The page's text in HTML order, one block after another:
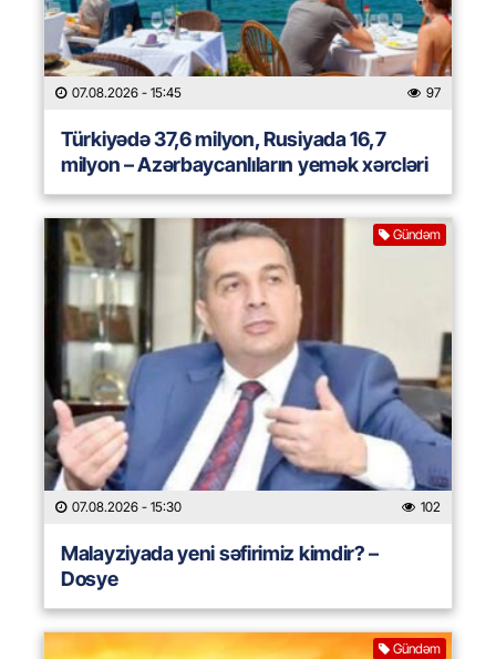
07.08.2026 - 15:45 97
Türkiyədə 37,6 milyon, Rusiyada 16,7
milyon – Azərbaycanlıların yemək xərcləri
Gündəm
07.08.2026 - 15:30 102
Malayziyada yeni səfirimiz kimdir? –
Dosye
Gündəm